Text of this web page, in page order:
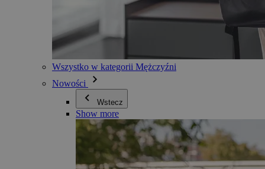
Wszystko w kategorii Mężczyźni
Nowości
Wstecz
Show more